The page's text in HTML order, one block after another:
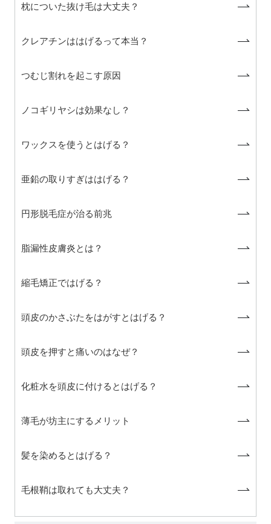
枕についた抜け毛は大丈夫？
クレアチンははげるって本当？
つむじ割れを起こす原因
ノコギリヤシは効果なし？
ワックスを使うとはげる？
亜鉛の取りすぎははげる？
円形脱毛症が治る前兆
脂漏性皮膚炎とは？
縮毛矯正ではげる？
頭皮のかさぶたをはがすとはげる？
頭皮を押すと痛いのはなぜ？
化粧水を頭皮に付けるとはげる？
薄毛が坊主にするメリット
髪を染めるとはげる？
毛根鞘は取れても大丈夫？